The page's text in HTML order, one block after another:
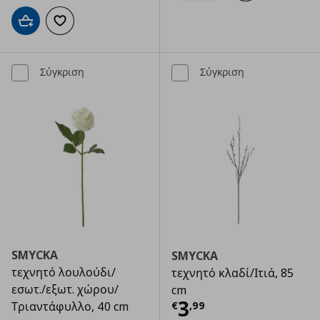
Προσθήκη στο καλάθι
Προσθήκη στα αγαπημένα
Σύγκριση
SMYCKA
τεχνητό λουλούδι/
εσωτ./εξωτ. χώρου/
Τριαντάφυλλο, 40 cm
Σύγκριση
SMYCKA
τεχνητό κλαδί/Ιτιά, 85
cm
€3,99
Τρέχουσα